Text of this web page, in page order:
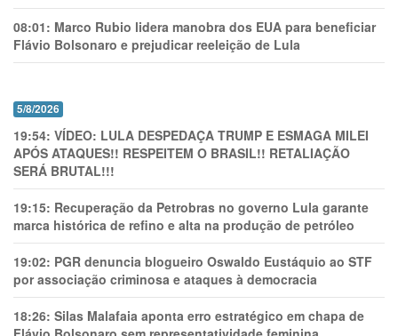
08:01: Marco Rubio lidera manobra dos EUA para beneficiar
Flávio Bolsonaro e prejudicar reeleição de Lula
5/8/2026
19:54: VÍDEO: LULA DESPEDAÇA TRUMP E ESMAGA MILEI
APÓS ATAQUES!! RESPEITEM O BRASIL!! RETALIAÇÃO
SERÁ BRUTAL!!!
19:15: Recuperação da Petrobras no governo Lula garante
marca histórica de refino e alta na produção de petróleo
19:02: PGR denuncia blogueiro Oswaldo Eustáquio ao STF
por associação criminosa e ataques à democracia
18:26: Silas Malafaia aponta erro estratégico em chapa de